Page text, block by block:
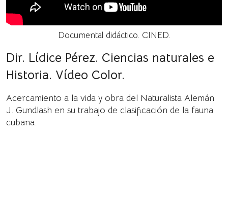
Documental didáctico. CINED.
Dir. Lídice Pérez. Ciencias naturales e
Historia. Vídeo Color.
Acercamiento a la vida y obra del Naturalista Alemán
J. Gundlash en su trabajo de clasificación de la fauna
cubana.